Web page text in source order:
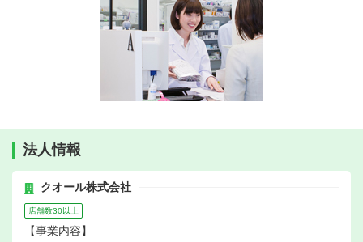
法人情報
クオール株式会社
店舗数30以上
【事業内容】